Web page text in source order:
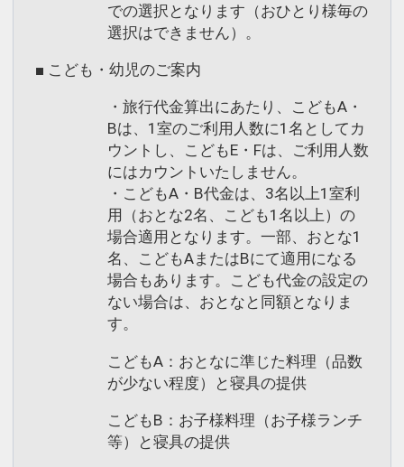
での選択となります（おひとり様毎の
選択はできません）。
■ こども・幼児のご案内
・旅行代金算出にあたり、こどもA・
Bは、1室のご利用人数に1名としてカ
ウントし、こどもE・Fは、ご利用人数
にはカウントいたしません。
・こどもA・B代金は、3名以上1室利
用（おとな2名、こども1名以上）の
場合適用となります。一部、おとな1
名、こどもAまたはBにて適用になる
場合もあります。こども代金の設定の
ない場合は、おとなと同額となりま
す。
こどもA：おとなに準じた料理（品数
が少ない程度）と寝具の提供
こどもB：お子様料理（お子様ランチ
等）と寝具の提供